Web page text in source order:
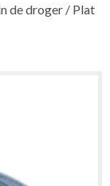
de droger / Plat